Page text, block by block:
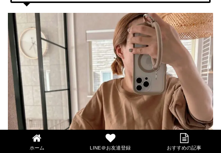
ホーム LINE＠お友達登録 おすすめの記事
LINE@